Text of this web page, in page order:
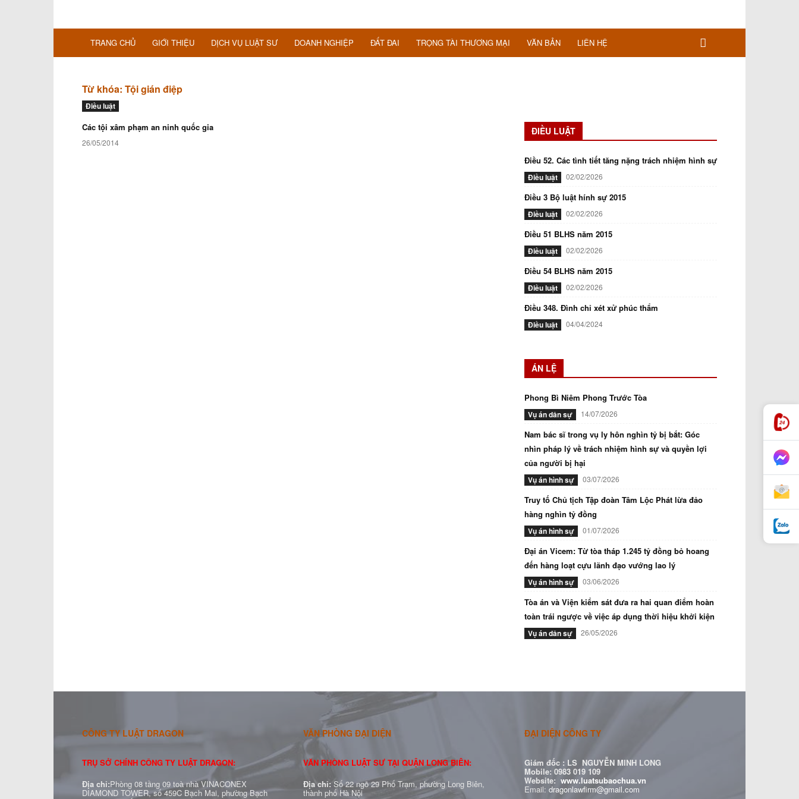
TRANG CHỦ GIỚI THIỆU DỊCH VỤ LUẬT SƯ DOANH NGHIỆP ĐẤT ĐAI TRỌNG TÀI THƯƠNG MẠI VĂN BẢN LIÊN HỆ
Từ khóa: Tội gián điệp
Điều luật
Các tội xâm phạm an ninh quốc gia
26/05/2014
ĐIỀU LUẬT
Điều 52. Các tình tiết tăng nặng trách nhiệm hình sự
Điều luật 02/02/2026
Điều 3 Bộ luật hính sự 2015
Điều luật 02/02/2026
Điều 51 BLHS năm 2015
Điều luật 02/02/2026
Điều 54 BLHS năm 2015
Điều luật 02/02/2026
Điều 348. Đình chỉ xét xử phúc thẩm
Điều luật 04/04/2024
ÁN LỆ
Phong Bì Niêm Phong Trước Tòa
Vụ án dân sự 14/07/2026
Nam bác sĩ trong vụ ly hôn nghìn tỷ bị bắt: Góc
nhìn pháp lý về trách nhiệm hình sự và quyền lợi
của người bị hại
Vụ án hình sự 03/07/2026
Truy tố Chủ tịch Tập đoàn Tâm Lộc Phát lừa đảo
hàng nghìn tỷ đồng
Vụ án hình sự 01/07/2026
Đại án Vicem: Từ tòa tháp 1.245 tỷ đồng bỏ hoang
đến hàng loạt cựu lãnh đạo vướng lao lý
Vụ án hình sự 03/06/2026
Tòa án và Viện kiểm sát đưa ra hai quan điểm hoàn
toàn trái ngược về việc áp dụng thời hiệu khởi kiện
Vụ án dân sự 26/05/2026
CÔNG TY LUẬT DRAGON
TRỤ SỞ CHÍNH CÔNG TY LUẬT DRAGON:
Địa chỉ:Phòng 08 tầng 09 toà nhà VINACONEX
DIAMOND TOWER, số 459C Bạch Mai, phường Bạch
VĂN PHÒNG ĐẠI DIỆN
VĂN PHÒNG LUẬT SƯ TẠI QUẬN LONG BIÊN:
Địa chỉ: Số 22 ngõ 29 Phố Trạm, phường Long Biên,
thành phố Hà Nội
ĐẠI DIỆN CÔNG TY
Giám đốc : LS NGUYỄN MINH LONG
Mobile: 0983 019 109
Website: www.luatsubaochua.vn
Email: dragonlawfirm@gmail.com